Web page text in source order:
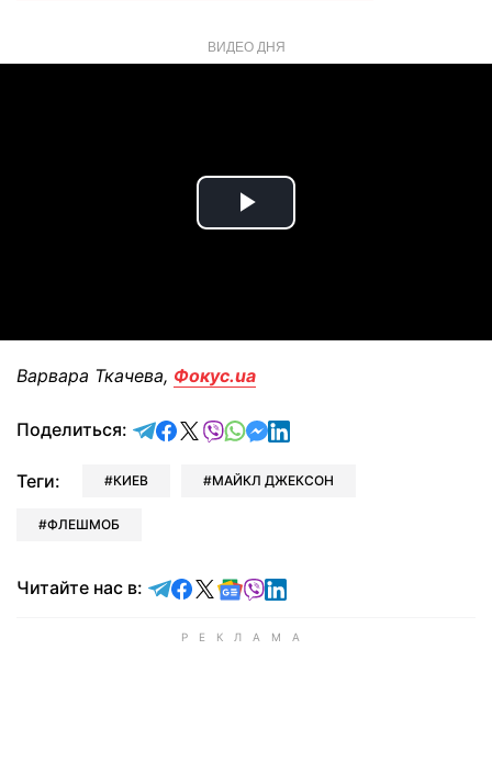
ВИДЕО ДНЯ
Play
Варвара Ткачева, Фокус.ua
Поделиться: отправить в Telegram
поделиться в Facebook
поделиться в X
отправить в Viber
отправить в Whatsapp
отправить в Messenger
отправить в LinkedIn
Теги: КИЕВ МАЙКЛ ДЖЕКСОН
ФЛЕШМОБ
Читайте нас в: Читайте в Telegram
Читайте в Facebook
Читайте в X
Читайте в Google news
Читайте в Viber
Читайте в LinkedIn